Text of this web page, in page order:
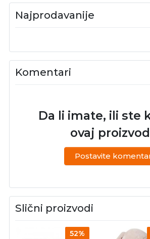
Najprodavanije
Komentari
Da li imate, ili ste
ovaj
Postavite
Slični proizvodi
52%